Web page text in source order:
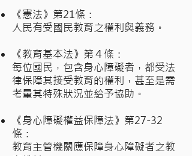
《憲法》第21條：
人民有受國民教育之權利與義務。
《教育基本法》第４條：
每位國民，包含身心障礙者，都受法
律保障其接受教育的權利，甚至是需
考量其特殊狀況並給予協助。
《身心障礙權益保障法》第27-32
條：
​教育主管機關應保障身心障礙者之教